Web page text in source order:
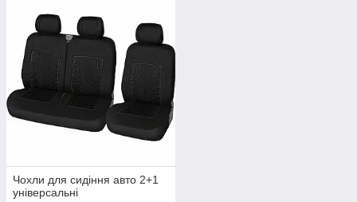
Чохли для сидіння авто 2+1
універсальні